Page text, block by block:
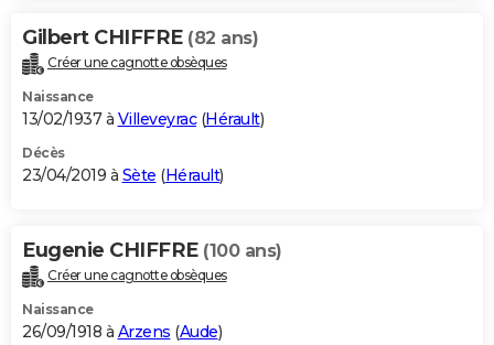
Gilbert CHIFFRE (82 ans)
Créer une cagnotte obsèques
Naissance
13/02/1937 à Villeveyrac(Hérault)
Décès
23/04/2019 à Sète (Hérault)
Eugenie CHIFFRE (100 ans)
Créer une cagnotte obsèques
Naissance
26/09/1918 à Arzens (Aude)